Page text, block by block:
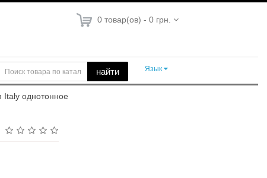
0 товар(ов) - 0 грн.
найти Язык
Italy однотонное